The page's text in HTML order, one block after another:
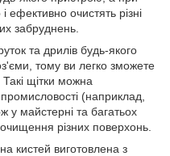
ефективно очистять різні
забруднень.
та дрилів будь-якого
тому ви легко зможете
щітки можна
(наприклад,
у майстерні та багатьох
різних поверхонь.
кистей виготовлена ​​з